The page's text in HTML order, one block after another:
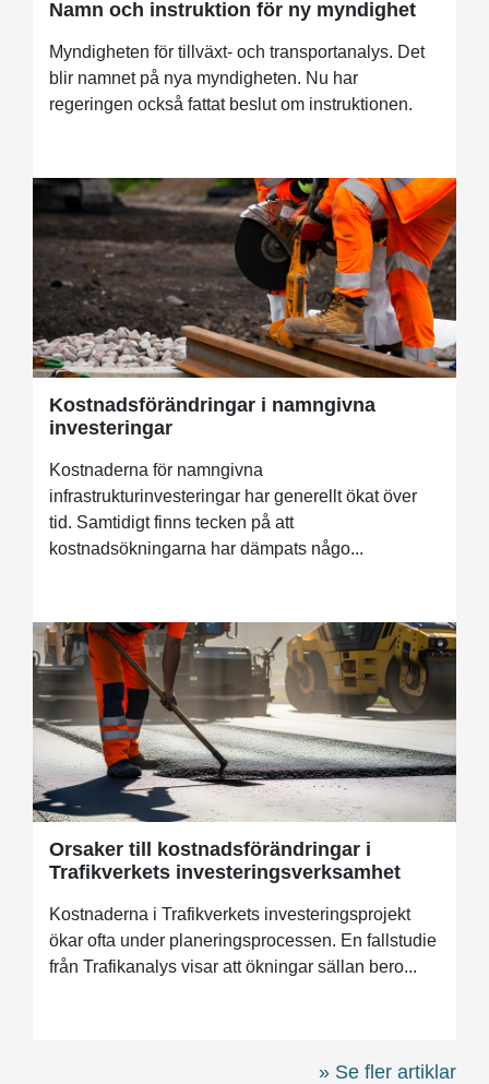
Namn och instruktion för ny myndighet
Myndigheten för tillväxt- och transportanalys. Det
blir namnet på nya myndigheten. Nu har
regeringen också fattat beslut om instruktionen.
Kostnadsförändringar i namngivna
investeringar
Kostnaderna för namngivna
infrastrukturinvesteringar har generellt ökat över
tid. Samtidigt finns tecken på att
kostnadsökningarna har dämpats någo...
Orsaker till kostnadsförändringar i
Trafikverkets investeringsverksamhet
Kostnaderna i Trafikverkets investeringsprojekt
ökar ofta under planeringsprocessen. En fallstudie
från Trafikanalys visar att ökningar sällan bero...
Se fler artiklar